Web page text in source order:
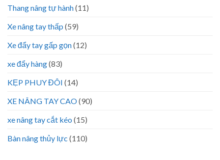
Thang nâng tự hành(11)
Xe nâng tay thấp (59)
Xe đẩy tay gấp gọn(12)
xe đẩy hàng(83)
KẸP PHUY ĐÔI (14)
XE NÂNG TAY CAO(90)
xe nâng tay cắt kéo (15)
Bàn nâng thủy lực (110)